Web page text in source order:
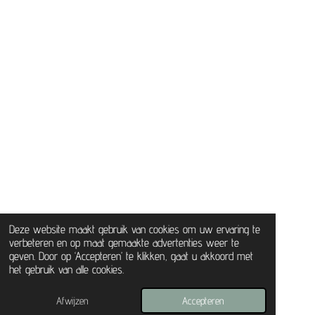
Deze website maakt gebruik van cookies om uw ervaring te
verbeteren en op maat gemaakte advertenties weer te
geven. Door op ‘Accepteren’ te klikken, gaat u akkoord met
het gebruik van alle cookies.
Afwijzen Accepteren